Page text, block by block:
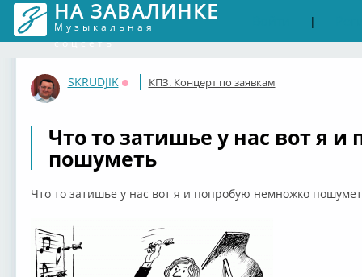
НА ЗАВАЛИНКЕ
Музыкальная
соцсеть
|
SKRUDJIK
Оффлайн
КПЗ. Концерт по заявкам
Что то затишье у нас вот я
пошуметь
Что то затишье у нас вот я и попробую немножко